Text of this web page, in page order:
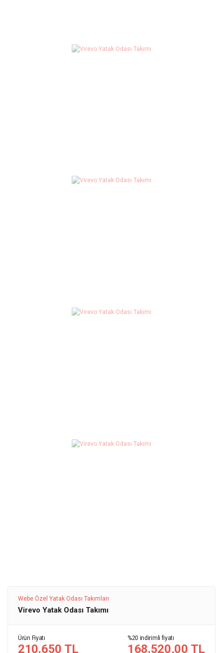
Webe Özel Yatak Odası Takımları
Virevo Yatak Odası Takımı
Ürün Fiyatı
210.650 TL
%20 indirimli fiyatı
168.520,00 TL